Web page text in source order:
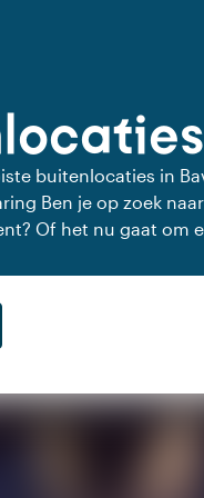
buitenlocaties in
voor jouw
Of het nu gaat om
parken en